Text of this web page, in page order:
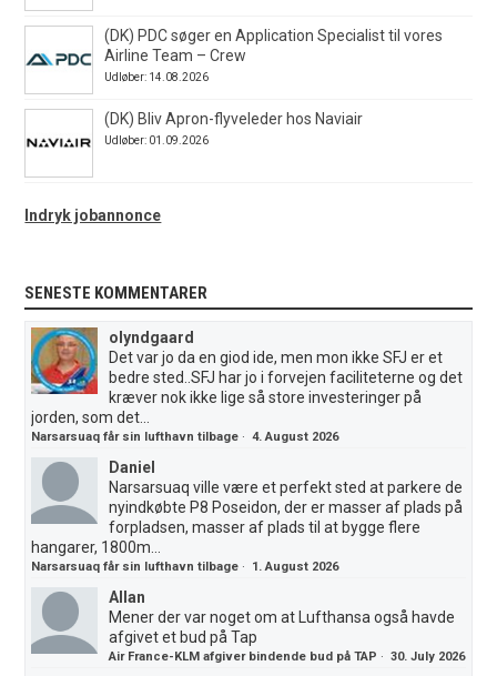
(DK) PDC søger en Application Specialist til vores
Airline Team – Crew
Udløber: 14.08.2026
(DK) Bliv Apron-flyveleder hos Naviair
Udløber: 01.09.2026
Indryk jobannonce
SENESTE KOMMENTARER
olyndgaard
Det var jo da en giod ide, men mon ikke SFJ er et
bedre sted..SFJ har jo i forvejen faciliteterne og det
kræver nok ikke lige så store investeringer på
jorden, som det...
Narsarsuaq får sin lufthavn tilbage ·4. August 2026
Daniel
Narsarsuaq ville være et perfekt sted at parkere de
nyindkøbte P8 Poseidon, der er masser af plads på
forpladsen, masser af plads til at bygge flere
hangarer, 1800m...
Narsarsuaq får sin lufthavn tilbage · 1. August 2026
Allan
Mener der var noget om at Lufthansa også havde
afgivet et bud på Tap
Air France-KLM afgiver bindende bud på TAP ·30. July 2026